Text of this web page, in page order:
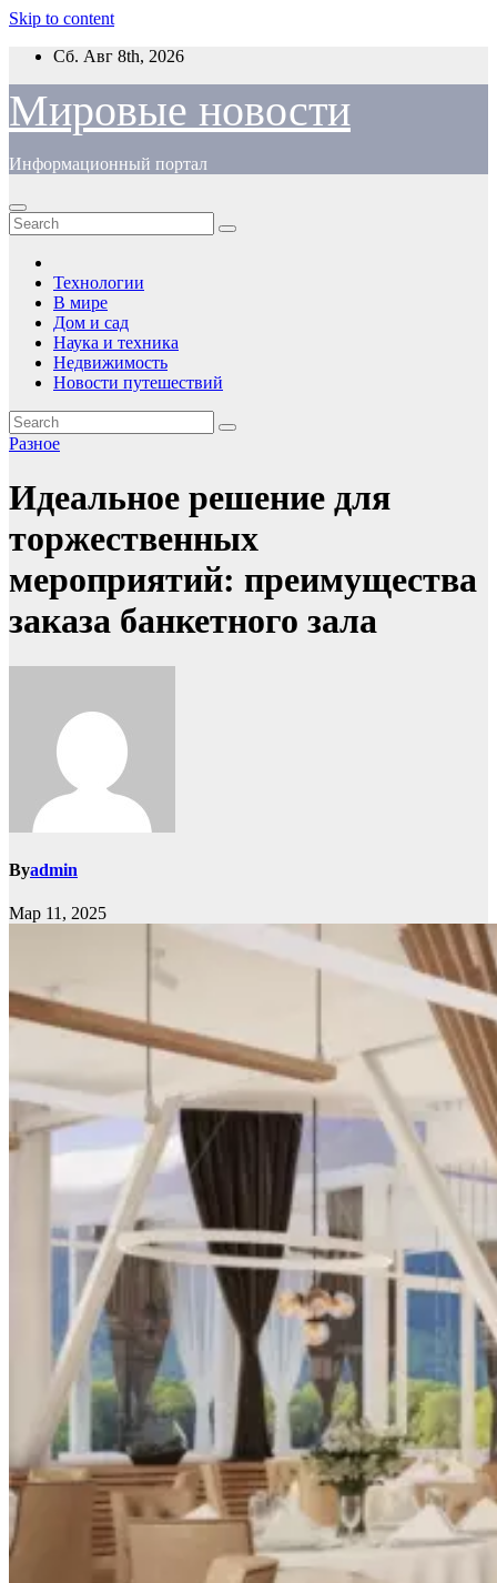
Skip to content
Сб. Авг 8th, 2026
Мировые новости
Информационный портал
Технологии
В мире
Дом и сад
Наука и техника
Недвижимость
Новости путешествий
Разное
Идеальное решение для
торжественных
мероприятий: преимущества
заказа банкетного зала
Byadmin
Мар 11, 2025